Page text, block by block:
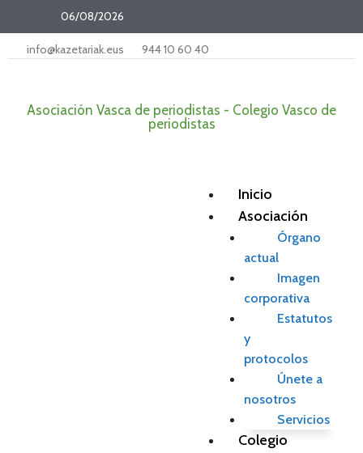
06/08/2026
info@kazetariak.eus 944 10 60 40
Asociación Vasca de periodistas - Colegio Vasco de
periodistas
Inicio
Asociación
Órgano
actual
Imagen
corporativa
Estatutos
y
protocolos
Únete a
nosotros
Servicios
Colegio